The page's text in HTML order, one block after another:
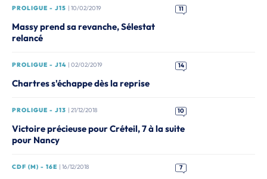
PROLIGUE - J15 | 10/02/2019 11
Massy prend sa revanche, Sélestat
relancé
PROLIGUE - J14 | 02/02/2019 14
Chartres s'échappe dès la reprise
PROLIGUE - J13 | 21/12/2018 10
Victoire précieuse pour Créteil, 7 à la suite
pour Nancy
CDF (M) - 16E | 16/12/2018 7